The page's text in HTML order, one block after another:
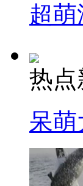
超
热点
呆